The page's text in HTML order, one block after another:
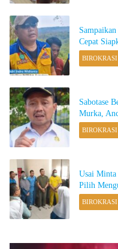
Cepat
BIROKRASI
Sabotase
Murka,
BIROKRASI
Usai
Pilih
BIROKRASI